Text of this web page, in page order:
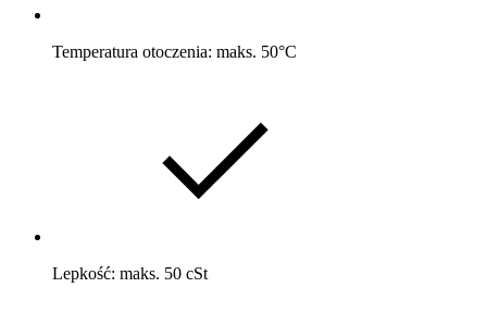
Temperatura otoczenia: maks. 50°C
Lepkość: maks. 50 cSt